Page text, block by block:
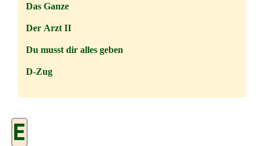
Das Ganze
Der Arzt II
Du musst dir alles geben
D-Zug
E